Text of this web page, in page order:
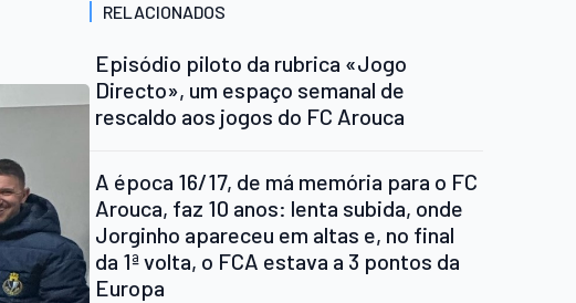
RELACIONADOS
Episódio piloto da rubrica «Jogo
Directo», um espaço semanal de
rescaldo aos jogos do FC Arouca
A época 16/17, de má memória para o FC
Arouca, faz 10 anos: lenta subida, onde
Jorginho apareceu em altas e, no final
da 1ª volta, o FCA estava a 3 pontos da
Europa